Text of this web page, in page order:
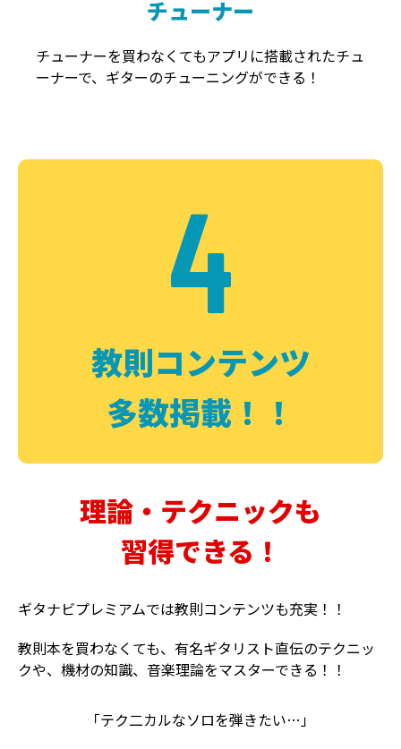
チューナー
チューナーを買わなくてもアプリに搭載されたチュ
ーナーで、ギターのチューニングができる！
4
教則コンテンツ
多数掲載！！
理論・テクニックも
習得できる！
ギタナビプレミアムでは教則コンテンツも充実！！
教則本を買わなくても、有名ギタリスト直伝のテクニッ
クや、機材の知識、音楽理論をマスターできる！！
「テク二カルなソロを弾きたい…」